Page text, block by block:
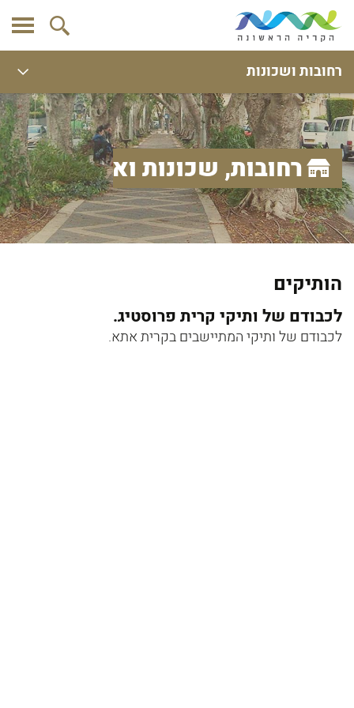
רחובות ושכונות
רחובות, שכונות ואתרים
הותיקים
לכבודם של ותיקי קרית פרוסטיג.
לכבודם של ותיקי המתיישבים בקרית אתא.